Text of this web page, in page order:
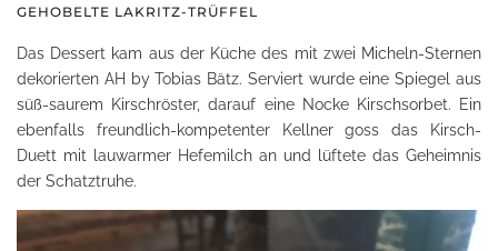
GEHOBELTE LAKRITZ-TRÜFFEL
Das Dessert kam aus der Küche des mit zwei Micheln-Sternen
dekorierten AH by Tobias Bätz. Serviert wurde eine Spiegel aus
süß-saurem Kirschröster, darauf eine Nocke Kirschsorbet. Ein
ebenfalls freundlich-kompetenter Kellner goss das Kirsch-
Duett mit lauwarmer Hefemilch an und lüftete das Geheimnis
der Schatztruhe.